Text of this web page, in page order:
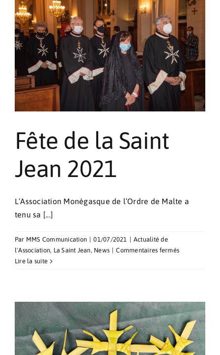
Fête de la Saint
Jean 2021
L’Association Monégasque de l’Ordre de Malte a
tenu sa [...]
Par MMS Communication 01/07/2021
Actualité de
l'Association, La Saint Jean, News Commentaires ferméssur
Jean
2021
Lire la suite